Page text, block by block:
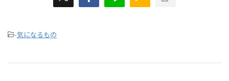
-気になるもの